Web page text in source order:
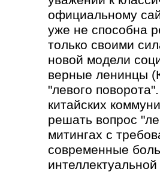
официальному
уже не способна
только своими
новой модели
верные ленинцы
"левого
китайских
решать вопрос
митингах с
современные